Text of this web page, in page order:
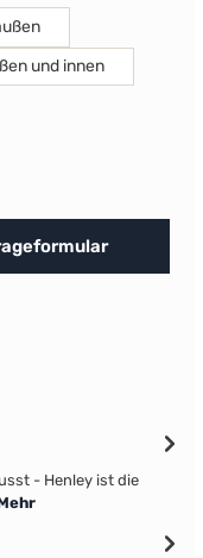
und innen
Gib den
- Henley ist die